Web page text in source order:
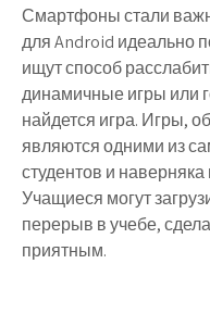
Смартфоны стали
для Android идеально
ищут способ
динамичные игры или
найдется игра. Игры,
являются одними из
студентов и
Учащиеся могут
перерыв в учебе,
приятным.